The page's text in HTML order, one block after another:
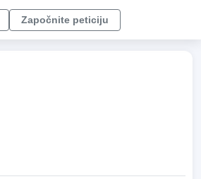
Započnite peticiju